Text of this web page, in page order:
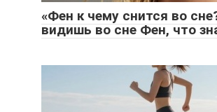
«Фен к чему снится во
видишь во сне Фен, что